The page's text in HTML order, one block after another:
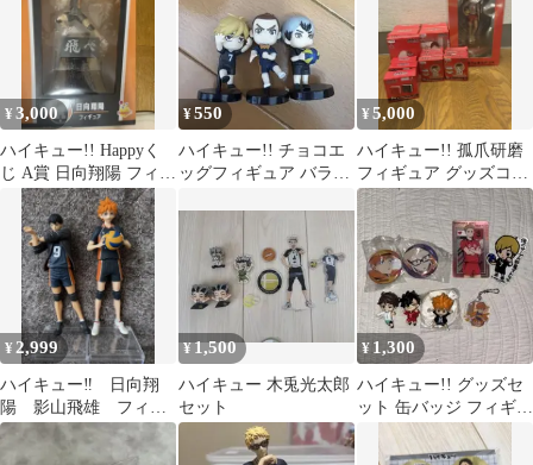
¥3,000
ハイキュー!! Happyく
じ A賞 日向翔陽 フィギ
ュア
¥550
ハイキュー!! チョコエ
ッグフィギュア バラ売
¥5,000
ハイキュー!! 孤爪研磨
フィギュア グッズコレ
クション2 A賞
¥ 2,999
ハイキュー‼︎ 日向翔
陽 影山飛雄 フィギ
ュア ジャンプ50周
年 造形師×写真家
¥1,500
ハイキュー 木兎光太郎
セット
¥ 1,300
ハイキュー!! グッズセ
ット 缶バッジ フィギュ
ア ステッカー